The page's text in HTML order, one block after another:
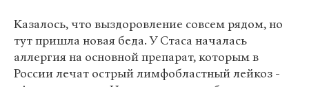
Казалось, что выздоровление совсем рядом, но
тут пришла новая беда. У Стаса началась
аллергия на основной препарат, которым в
России лечат острый лимфобластный лейкоз -